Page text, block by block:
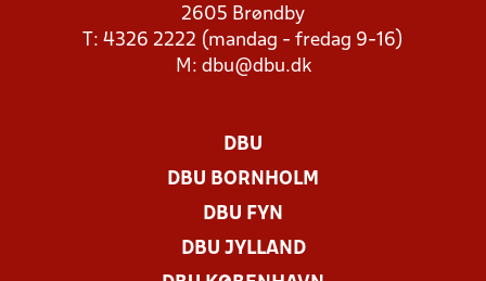
2605 Brøndby
T: 4326 2222 (mandag - fredag 9-16)
M: dbu@dbu.dk
DBU
DBU BORNHOLM
DBU FYN
DBU JYLLAND